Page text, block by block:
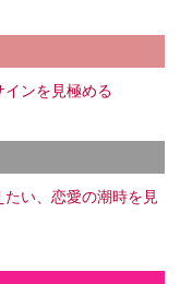
ンを見極める
い、恋愛の潮時を見